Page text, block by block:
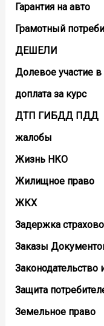
Гарантия на авто
Грамотный
ДЕШЕЛИ
Долевое участие в
доплата за курс
ДТП ГИБДД ПДД
жалобы
Жизнь НКО
Жилищное право
ЖКХ
Задержка
Заказы
Законодательство
Защита
Земельное право